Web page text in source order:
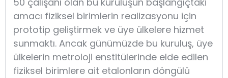
amacı fiziksel birimlerin realizasyonu için
prototip geliştirmek ve üye ülkelere hizmet
sunmaktı. Ancak günümüzde bu kuruluş, üye
ülkelerin metroloji enstitülerinde elde edilen
fiziksel birimlere ait etalonların döngülü